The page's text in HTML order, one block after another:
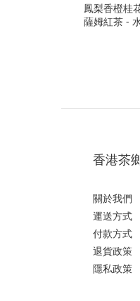
鳳梨香橙桂花紅茶 (6包/袋) - 鳳梨乾｜
薩姆紅茶 -
香港茶
關於我們
運送方式
付款方式
退貨政策
隱私政策